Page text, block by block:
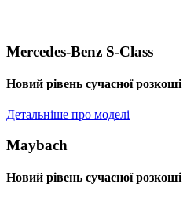
Mercedes-Benz S-Class
Новий рівень сучасної розкоші
Детальніше про моделі
Maybach
Новий рівень сучасної розкоші